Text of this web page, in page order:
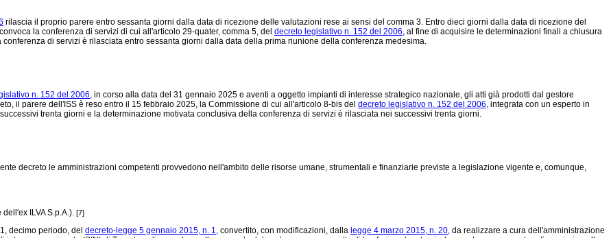
rilascia il proprio parere entro sessanta giorni dalla data di ricezione delle valutazioni rese ai sensi del comma 3. Entro dieci giorni dalla data di ricezione del
la conferenza di servizi di cui all'articolo 29-quater, comma 5, del decreto legislativo n. 152 del 2006, al fine di acquisire le determinazioni finali a chiusura
di servizi è rilasciata entro sessanta giorni dalla data della prima riunione della conferenza medesima.
n. 152 del 2006, in corso alla data del 31 gennaio 2025 e aventi a oggetto impianti di interesse strategico nazionale, gli atti già prodotti dal gestore
il parere dell'ISS è reso entro il 15 febbraio 2025, la Commissione di cui all'articolo 8-bis del decreto legislativo n. 152 del 2006, integrata con un esperto in
trenta giorni e la determinazione motivata conclusiva della conferenza di servizi è rilasciata nei successivi trenta giorni.
decreto le amministrazioni competenti provvedono nell'ambito delle risorse umane, strumentali e finanziarie previste a legislazione vigente e, comunque,
ILVA S.p.A.). [7]
decimo periodo, del decreto-legge 5 gennaio 2015, n. 1, convertito, con modificazioni, dalla legge 4 marzo 2015, n. 20, da realizzare a cura dell'amministrazione